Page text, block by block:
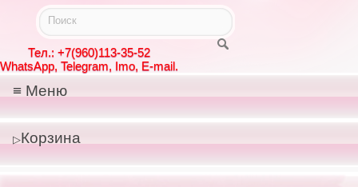
Тел.: +7(960)113-35-52
WhatsApp, Telegram, Imo, E-mail.
Меню
Корзина